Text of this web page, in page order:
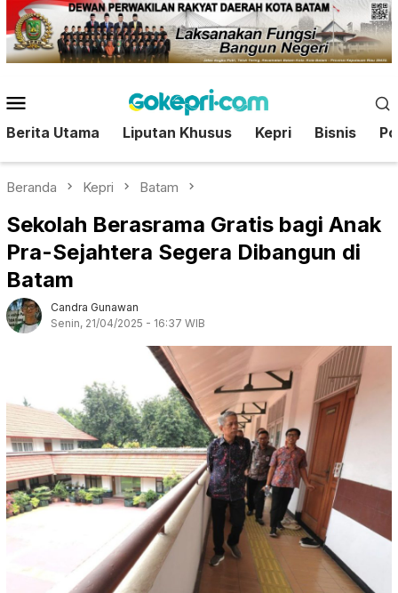
Loncat
ke
konten
Mobile
Berita Utama Liputan Khusus Kepri Bisnis
Beranda Kepri Batam
Sekolah Berasrama Gratis bagi Anak
Pra-Sejahtera Segera Dibangun di
Batam
Candra Gunawan
Senin, 21/04/2025 - 16:37 WIB